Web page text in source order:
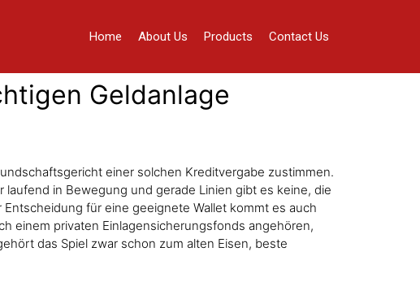
Home About Us Products Contact Us
Geldanlage
einer solchen Kreditvergabe zustimmen.
in Bewegung und gerade Linien gibt es keine, die
für eine geeignete Wallet kommt es auch
einem privaten Einlagensicherungsfonds angehören,
das Spiel zwar schon zum alten Eisen, beste